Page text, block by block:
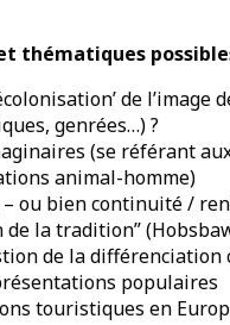
thématiques
de l’image
genrées…) ?
(se référant aux
animal-homme)
bien continuité /
la tradition”
de la différenciation
populaires
touristiques en